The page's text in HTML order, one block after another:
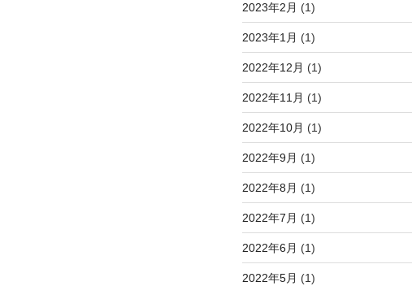
2023年2月 (1)
2023年1月 (1)
2022年12月 (1)
2022年11月 (1)
2022年10月 (1)
2022年9月 (1)
2022年8月 (1)
2022年7月 (1)
2022年6月 (1)
2022年5月 (1)